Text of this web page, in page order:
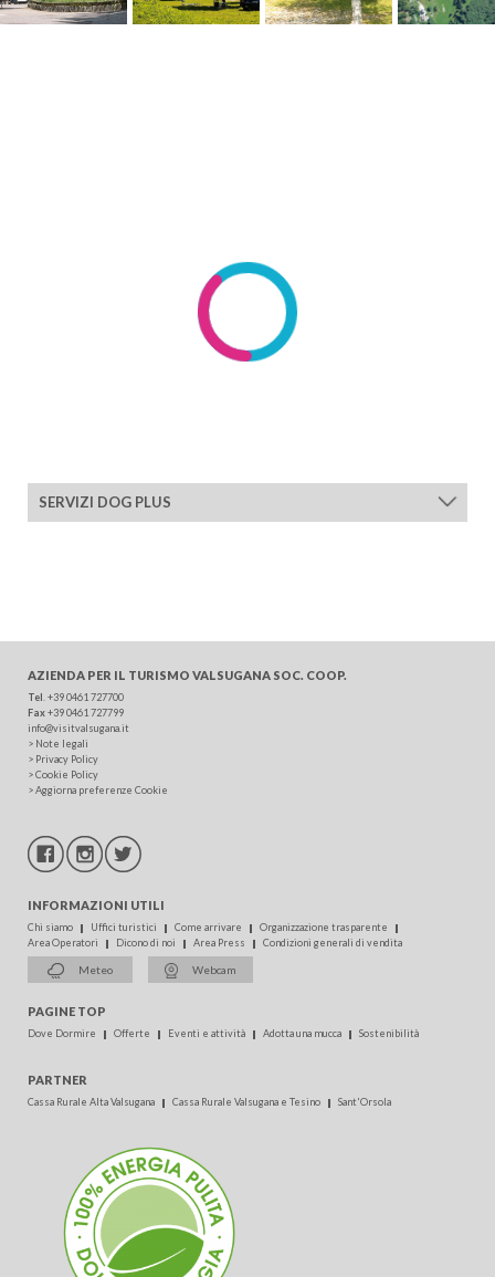
SERVIZI DOG PLUS
AZIENDA PER IL TURISMO VALSUGANA SOC. COOP.
Tel +39 0461 727700
Fax+39 0461 727799
info@visitvalsugana.it
> Note legali
> Privacy Policy
>Cookie Policy
>Aggiorna preferenze Cookie
INFORMAZIONI UTILI
Chi siamo Uffici turistici Come arrivare
Organizzazione trasparente
Area Operatori
Dicono di noi Area Press Condizioni generali di vendita
Meteo Webcam
PAGINE TOP
Dove Dormire Offerte Eventi e attività Adotta una mucca Sostenibilità
PARTNER
Cassa Rurale Alta Valsugana Cassa Rurale Valsugana e Tesino Sant'Orsola